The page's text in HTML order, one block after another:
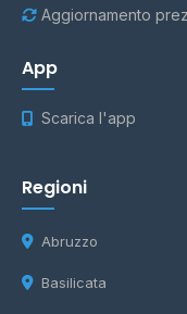
Aggiornamento
App
Scarica l'app
Regioni
Abruzzo
Basilicata